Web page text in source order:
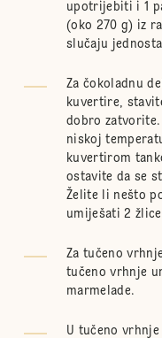
upotrijebiti i 1
(oko 270 g) iz
slučaju
Za čokoladnu
kuvertire,
dobro
niskoj
kuvertirom
ostavite da se
Želite li nešto
umiješati 2
Za tučeno
tučeno vrhnje
marmelade.
U tučeno